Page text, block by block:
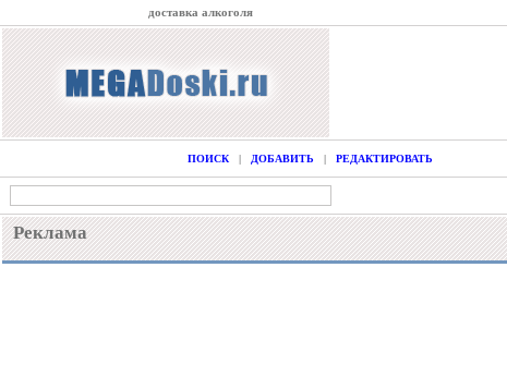
доставка алкоголя
ПОИСК| ДОБАВИТЬ | РЕДАКТИРОВАТЬ
Реклама